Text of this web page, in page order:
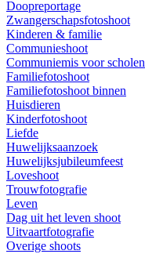
Doopreportage
Zwangerschapsfotoshoot
Kinderen & familie
Communieshoot
Communiemis voor scholen
Familiefotoshoot
Familiefotoshoot binnen
Huisdieren
Kinderfotoshoot
Liefde
Huwelijksaanzoek
Huwelijksjubileumfeest
Loveshoot
Trouwfotografie
Leven
Dag uit het leven shoot
Uitvaartfotografie
Overige shoots